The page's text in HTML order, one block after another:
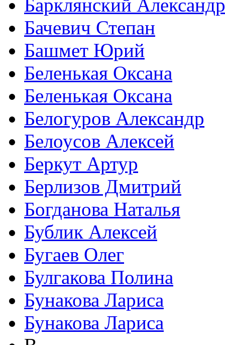
Барклянский Александр
Бачевич Степан
Башмет Юрий
Беленькая Оксана
Беленькая Оксана
Белогуров Александр
Белоусов Алексей
Беркут Артур
Берлизов Дмитрий
Богданова Наталья
Бублик Алексей
Бугаев Олег
Булгакова Полина
Бунакова Лариса
Бунакова Лариса